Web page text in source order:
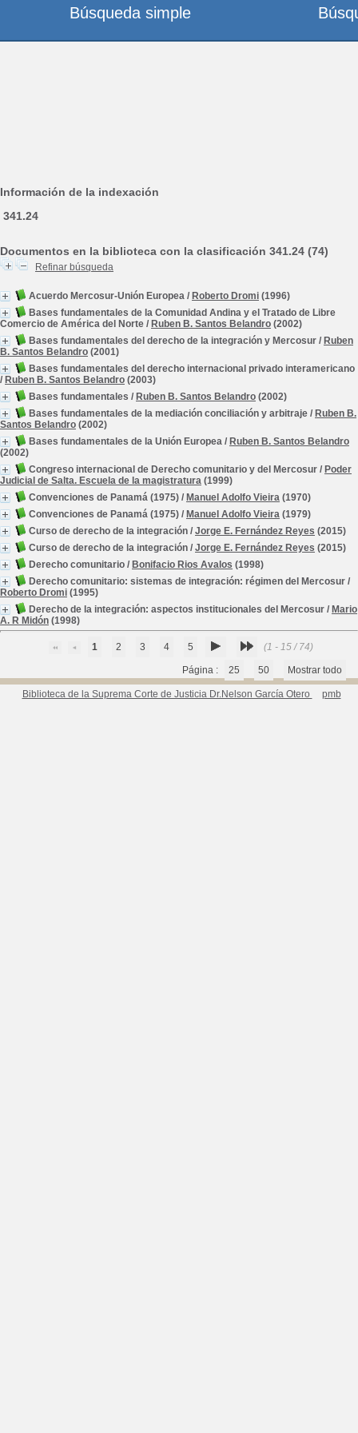
Información de la indexación
341.24
Documentos en la biblioteca con la clasificación 341.24 (74)
Refinar búsqueda
Acuerdo Mercosur-Unión Europea / Roberto Dromi (1996)
Bases fundamentales de la Comunidad Andina y el Tratado de Libre
Comercio de América del Norte / Ruben B. Santos Belandro (2002)
Bases fundamentales del derecho de la integración y Mercosur / Ruben
B. Santos Belandro (2001)
Bases fundamentales del derecho internacional privado interamericano
/ Ruben B. Santos Belandro (2003)
Bases fundamentales / Ruben B. Santos Belandro (2002)
Bases fundamentales de la mediación conciliación y arbitraje / Ruben B.
Santos Belandro (2002)
Bases fundamentales de la Unión Europea / Ruben B. Santos Belandro
(2002)
Congreso internacional de Derecho comunitario y del Mercosur / Poder
Judicial de Salta. Escuela de la magistratura (1999)
Convenciones de Panamá (1975) / Manuel Adolfo Vieira (1970)
Convenciones de Panamá (1975) / Manuel Adolfo Vieira (1979)
Curso de derecho de la integración / Jorge E. Fernández Reyes (2015)
Curso de derecho de la integración / Jorge E. Fernández Reyes (2015)
Derecho comunitario / Bonifacio Rios Avalos (1998)
Derecho comunitario: sistemas de integración: régimen del Mercosur /
Roberto Dromi (1995)
Derecho de la integración: aspectos institucionales del Mercosur / Mario
A. R Midón (1998)
1 2 3 4 5 (1 - 15 / 74)
Página : 25 50 Mostrar todo
Biblioteca de la Suprema Corte de Justicia Dr.Nelson García Otero pmb
Búsqueda simple